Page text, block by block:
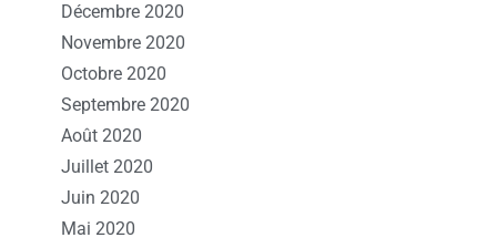
Décembre 2020
Novembre 2020
Octobre 2020
Septembre 2020
Août 2020
Juillet 2020
Juin 2020
Mai 2020